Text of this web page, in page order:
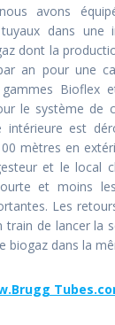
avons
dans une
dont la
an pour une
Bioflex
le système de
intérieure est
mètres en
et le local
et moins
Les
de lancer la
biogaz dans la